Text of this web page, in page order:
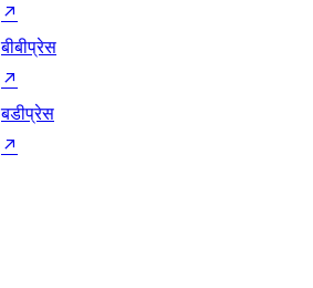
↗
बीबीप्रेस
↗
बडीप्रेस
↗